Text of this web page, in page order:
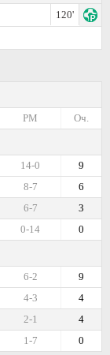
120'
Оч.
РМ
9
14-0
6
8-7
3
6-7
0
0-14
9
6-2
4
4-3
4
2-1
0
1-7